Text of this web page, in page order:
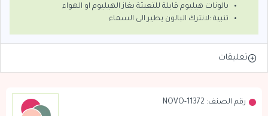
رقم الصنف: NOVO-11372
بالونات هيليوم قابلة للتعبئة بغاز الهيليوم او الهواء
تنبية :لاتترك البالون يطير الى السماء
تعليقات